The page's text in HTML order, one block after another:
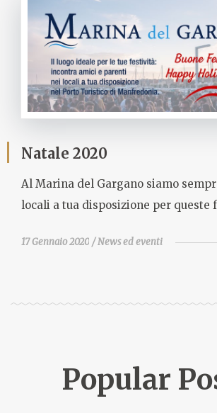
Natale 2020
Al Marina del Gargano siamo
locali a tua disposizione per queste
17 Gennaio 2020 News ed eventi
Popular